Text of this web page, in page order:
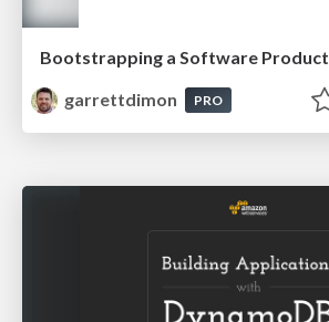
Bootstrapping a Software Product
garrettdimon
PRO